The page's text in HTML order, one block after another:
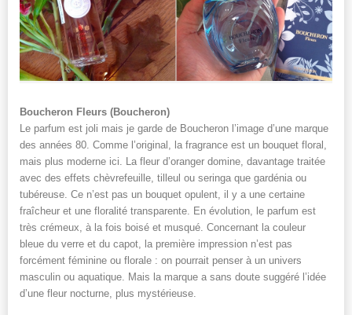
Boucheron Fleurs (Boucheron)
Le parfum est joli mais je garde de Boucheron l’image d’une marque
des années 80. Comme l’original, la fragrance est un bouquet floral,
mais plus moderne ici. La fleur d’oranger domine, davantage traitée
avec des effets chèvrefeuille, tilleul ou seringa que gardénia ou
tubéreuse. Ce n’est pas un bouquet opulent, il y a une certaine
fraîcheur et une floralité transparente. En évolution, le parfum est
très crémeux, à la fois boisé et musqué. Concernant la couleur
bleue du verre et du capot, la première impression n’est pas
forcément féminine ou florale : on pourrait penser à un univers
masculin ou aquatique. Mais la marque a sans doute suggéré l’idée
d’une fleur nocturne, plus mystérieuse.